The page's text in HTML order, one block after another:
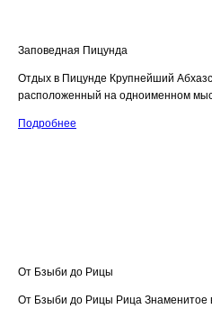
Заповедная Пицунда
Отдых в Пицунде Крупнейший
расположенный на одноименном
Подробнее
От Бзыби до Рицы
От Бзыби до Рицы Рица Знаменитое